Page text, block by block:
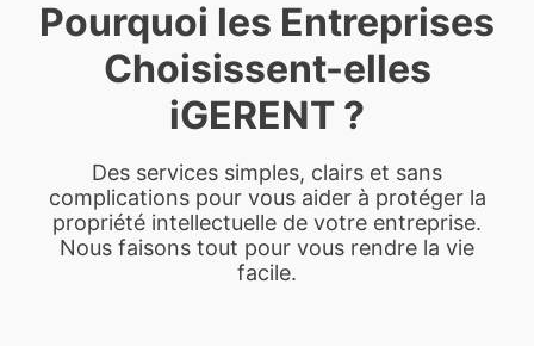
Pourquoi les Entreprises
Choisissent-elles
iGERENT ?
Des services simples, clairs et sans
complications pour vous aider à protéger la
propriété intellectuelle de votre entreprise.
Nous faisons tout pour vous rendre la vie
facile.